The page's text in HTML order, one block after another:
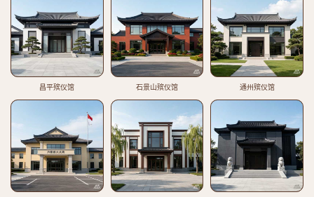
昌平殡仪馆 石景山殡仪馆 通州殡仪馆